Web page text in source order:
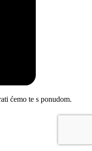
ćemo te s ponudom.